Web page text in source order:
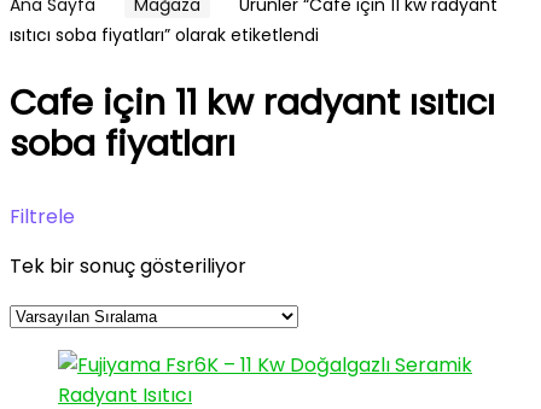
Ana Sayfa Mağaza
Ürünler “Cafe için 11 kw radyant
ısıtıcı soba fiyatları” olarak etiketlendi
Cafe için 11 kw radyant ısıtıcı
soba fiyatları
Filtrele
Tek bir sonuç gösteriliyor